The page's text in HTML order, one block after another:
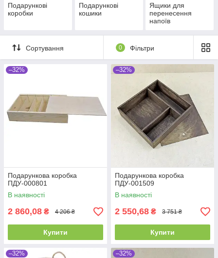
Подарункові
коробки
Подарункові
кошики
Ящики для
перенесення
напоїв
Сортування 0 Фільтри
–32%
Подарункова коробка
ПДУ-000801
В наявності
2 860,08 ₴ 4 206 ₴
Купити
–32%
Подарункова коробка
ПДУ-001509
В наявності
2 550,68 ₴ 3 751 ₴
Купити
–32% –32%